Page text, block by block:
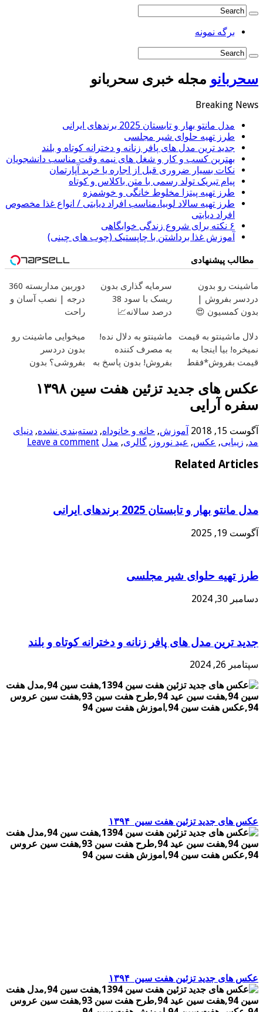
برگه نمونه
سحربانو مجله خبری سحربانو
Breaking News
مدل مانتو بهار و تابستان 2025 برندهای ایرانی
طرز تهیه حلوای شیر مجلسی
جدید ترین مدل های پافر زنانه و دخترانه کوتاه و بلند
بهترین کسب و کار و شغل های نیمه وقت مناسب دانشجویان
نکات بسیار ضروری قبل از اجاره یا خرید آپارتمان
پیام تبریک تولد رسمی با متن باکلاس و کوتاه
طرز تهیه پیتزا مخلوط خانگی و خوشمزه
طرز تهیه سالاد لوبیا،مناسب افراد دیابتی / انواع غذا مخصوص
افراد دیابتی
۶ نکته برای شروع زندگی خوابگاهی
آموزش غذا برداشتن با چاپستیک (چوب های چینی)
مطالب پیشنهادی
ماشینت رو بدون
دردسر بفروش |
بدون کمسیون 😍
سرمایه گذاری بدون
ریسک با سود 38
درصد سالانه📈
دوربین مداربسته 360
درجه | نصب آسان و
راحت
دلال ماشینتو به قیمت
نمیخره! بیا اینجا به
قیمت بفروش*فقط
ماشینتو به دلال نده!
به مصرف کننده
بفروش! بدون پاسخ به
میخوایی ماشینت رو
بدون دردسر
بفروشی؟ بدون
عکس های جدید تزئین هفت سین ۱۳۹۸
سفره آرایی
آگوست 15, 2018 آموزش, خانه و خانوداه, دسته‌بندی نشده, دنیای
مد, زیبایی, عکس, عید نوروز , گالری, مدل Leave a comment
Related Articles
مدل مانتو بهار و تابستان 2025 برندهای ایرانی
آگوست 19, 2025
طرز تهیه حلوای شیر مجلسی
دسامبر 30, 2024
جدید ترین مدل های پافر زنانه و دخترانه کوتاه و بلند
سپتامبر 26, 2024
عکس های جدید تزئین هفت سین
عکس های جدید تزئین هفت سین